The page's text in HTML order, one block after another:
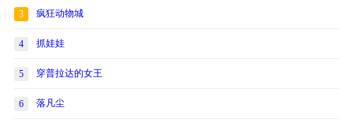
3 疯狂动物城
4 抓娃娃
5 穿普拉达的女王
6 落凡尘